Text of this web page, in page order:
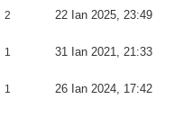
2 22 Ian 2025, 23:49
1 31 Ian 2021, 21:33
1 26 Ian 2024, 17:42